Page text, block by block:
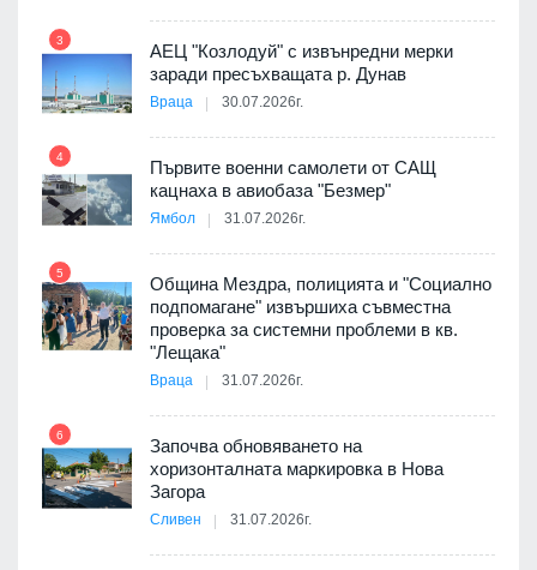
3
АЕЦ "Козлодуй" с извънредни мерки
заради пресъхващата р. Дунав
Враца 30.07.2026г.
4
Първите военни самолети от САЩ
кацнаха в авиобаза "Безмер"
Ямбол 31.07.2026г.
5
Община Мездра, полицията и "Социално
подпомагане" извършиха съвместна
проверка за системни проблеми в кв.
"Лещака"
Враца 31.07.2026г.
6
Започва обновяването на
хоризонталната маркировка в Нова
Загора
Сливен 31.07.2026г.